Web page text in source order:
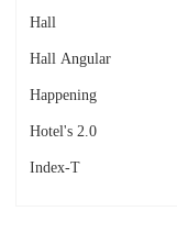
Hall
Hall Angular
Happening
Hotel's 2.0
Index-T